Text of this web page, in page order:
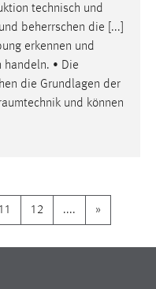
technisch und
beherrschen die [...]
erkennen und
• Die
die Grundlagen der
und können
11 12 .... »